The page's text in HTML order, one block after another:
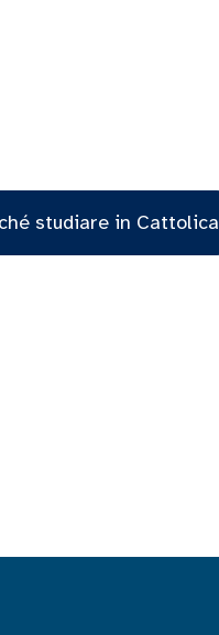
studiare in Cattolica